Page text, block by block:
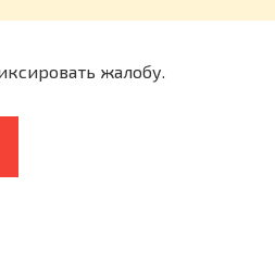
жалобу.